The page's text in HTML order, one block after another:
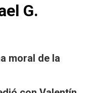
G.
moral de la